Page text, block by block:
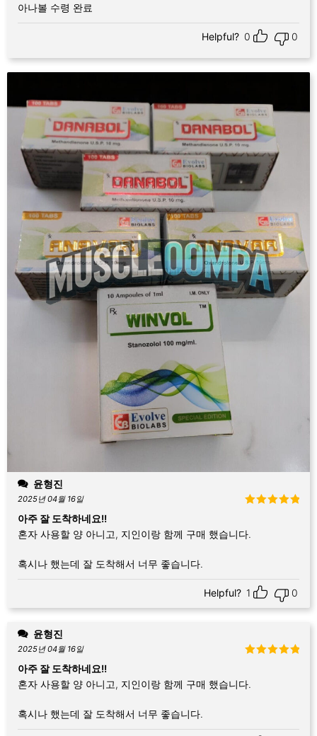
아나볼 수령 완료
Helpful? 0 0
윤형진
2025년 04월 16일
아주 잘 도착하네요!!
혼자 사용할 양 아니고, 지인이랑 함께 구매 했습니다.
혹시나 했는데 잘 도착해서 너무 좋습니다.
Helpful? 1 0
윤형진
2025년 04월 16일
아주 잘 도착하네요!!
혼자 사용할 양 아니고, 지인이랑 함께 구매 했습니다.
혹시나 했는데 잘 도착해서 너무 좋습니다.